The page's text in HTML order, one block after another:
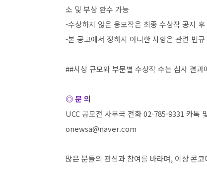
소 및 부상 환수 가능
-수상하지 않은 응모작은 최종 수상작 공지 후
-본 공고에서 정하지 아니한 사항은 관련 법
##시상 규모와 부문별 수상작 수는 심사 결
◎ 문 의
UCC공모전 사무국 전화02-785-9331 카톡
onewsa@naver.com
많은 분들의 관심과 참여를 바라며, 이상 콘